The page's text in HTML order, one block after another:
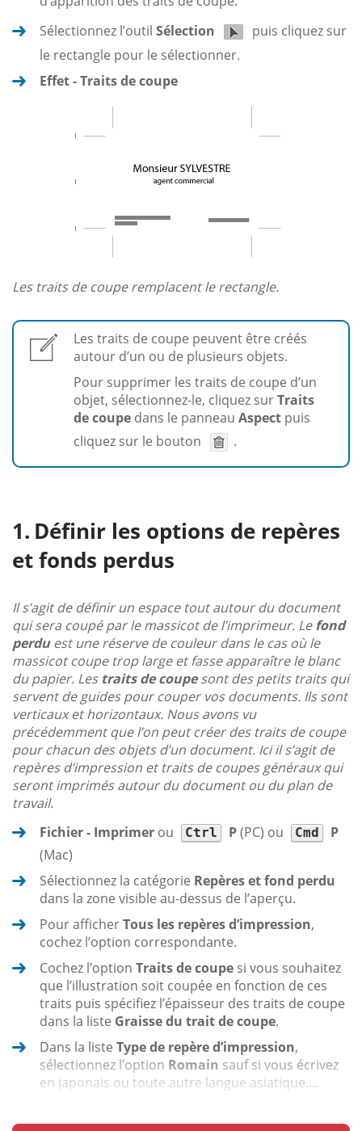
Sélectionnez l’outil Sélection
puis cliquez sur
le rectangle pour le sélectionner.
Effet - Traits de coupe
Les traits de coupe remplacent le rectangle.
Les traits de coupe peuvent être créés
autour d’un ou de plusieurs objets.
Pour supprimer les traits de coupe d’un
objet, sélectionnez-le, cliquez surTraits
de coupe dans le panneau Aspect puis
cliquez sur le bouton
.
Définir les options de repères
et fonds perdus
Il s’agit de définir un espace tout autour du document
qui sera coupé par le massicot de l’imprimeur. Lefond
perduest une réserve de couleur dans le cas où le
massicot coupe trop large et fasse apparaître le blanc
du papier. Les traits de coupesont des petits traits qui
servent de guides pour couper vos documents. Ils sont
verticaux et horizontaux. Nous avons vu
précédemment que l’on peut créer des traits de coupe
pour chacun des objets d’un document. Ici il s’agit de
repères d’impression et traits de coupes généraux qui
seront imprimés autour du document ou du plan de
travail.
Fichier - Imprimer ou Ctrl P(PC) ou Cmd
P
(Mac)
Sélectionnez la catégorie Repères et fond perdu
dans la zone visible au-dessus de l’aperçu.
Pour afficherTous les repères d’impression,
cochez l’option correspondante.
Cochez l’option Traits de coupe si vous souhaitez
que l’illustration soit coupée en fonction de ces
traits puis spécifiez l’épaisseur des traits de coupe
dans la liste Graisse du trait de coupe.
Dans la liste Type de repère d’impression,
sélectionnez l’option Romain sauf si vous écrivez
en japonais ou toute autre langue asiatique....